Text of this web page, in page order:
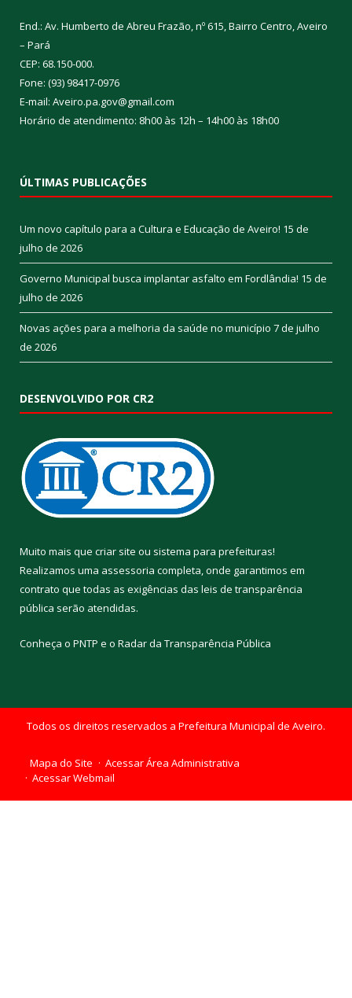
End.: Av. Humberto de Abreu Frazão, nº 615, Bairro Centro, Aveiro
– Pará
CEP: 68.150-000.
Fone: (93) 98417-0976
E-mail: Aveiro.pa.gov@gmail.com
Horário de atendimento: 8h00 às 12h – 14h00 às 18h00
ÚLTIMAS PUBLICAÇÕES
Um novo capítulo para a Cultura e Educação de Aveiro! 15 de
julho de 2026
Governo Municipal busca implantar asfalto em Fordlândia! 15 de
julho de 2026
Novas ações para a melhoria da saúde no município 7 de julho
de 2026
DESENVOLVIDO POR CR2
Muito mais que criar site ou sistema para prefeituras!
Realizamos uma assessoria completa, onde garantimos em
contrato que todas as exigências das leis de transparência
pública serão atendidas.
Conheça o PNTP e o Radar da Transparência Pública
Todos os direitos reservados a Prefeitura Municipal de Aveiro.
Mapa do Site
Acessar Área Administrativa
Acessar Webmail